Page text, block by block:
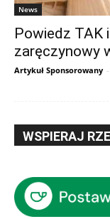
News
Powiedz TAK
zaręczynowy
Artykuł Sponsorowany -
WSPIERAJ